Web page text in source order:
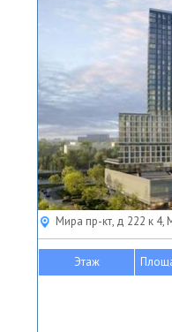
Мира пр-кт, д 222 к 4,
Этаж